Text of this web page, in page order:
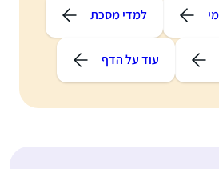
למדי מסכת
עוד על הדף